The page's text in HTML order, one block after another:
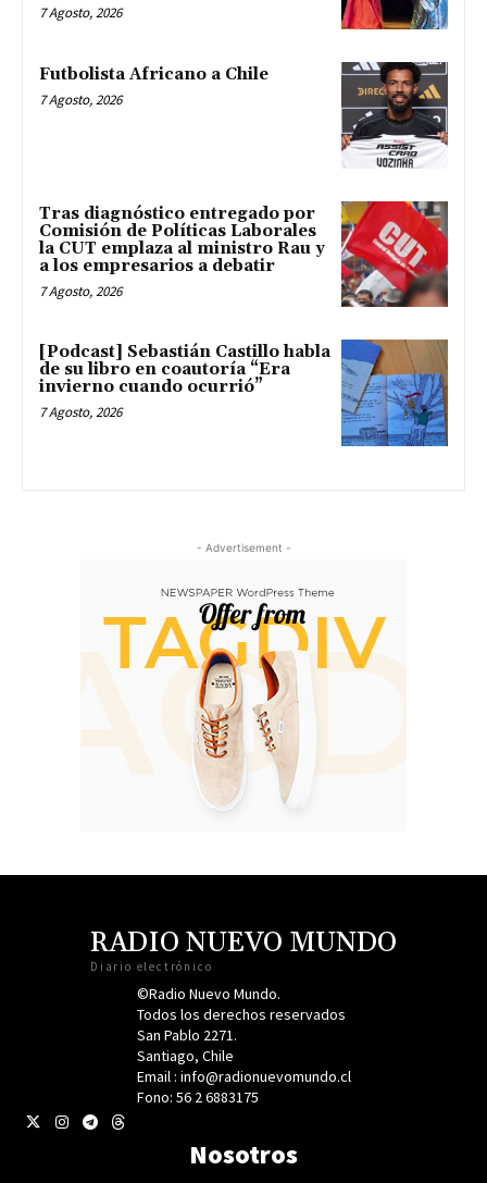
7 Agosto, 2026
Futbolista Africano a Chile
7 Agosto, 2026
Tras diagnóstico entregado por
Comisión de Políticas Laborales
la CUT emplaza al ministro Rau y
a los empresarios a debatir
7 Agosto, 2026
[Podcast] Sebastián Castillo habla
de su libro en coautoría “Era
invierno cuando ocurrió”
7 Agosto, 2026
- Advertisement -
RADIO NUEVO MUNDO
Diario electrónico
©Radio Nuevo Mundo.
Todos los derechos reservados
San Pablo 2271.
Santiago, Chile
Email : info@radionuevomundo.cl
Fono: 56 2 6883175
Nosotros